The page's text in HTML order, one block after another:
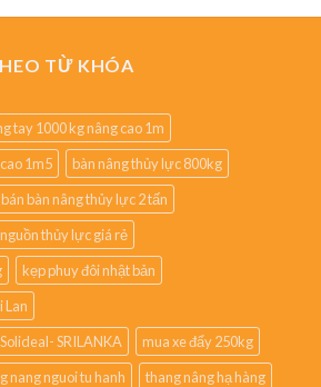
TỪ KHÓA
tay 1000 kg nâng cao 1m
1m5
bàn nâng thủy lực 800kg
bán bàn nâng thủy lực 2 tấn
thủy lực giá rẻ
kẹp phuy đôi nhật bản
Lan
SRILANKA
mua xe đẩy 250kg
nang nguoi tu hanh
thang nâng hạ hàng